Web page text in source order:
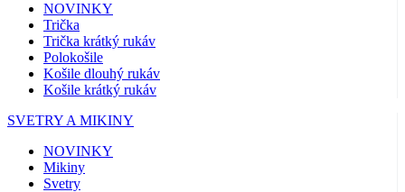
NOVINKY
Trička
Trička krátký rukáv
Polokošile
Košile dlouhý rukáv
Košile krátký rukáv
SVETRY A MIKINY
NOVINKY
Mikiny
Svetry